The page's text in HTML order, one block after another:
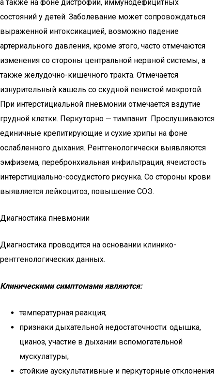
а также на фоне дистрофии, иммунодефицитных
состояний у детей. Заболевание может сопровождаться
выраженной интоксикацией, возможно падение
артериального давления, кроме этого, часто отмечаются
изменения со стороны центральной нервной системы, а
также желудочно-кишечного тракта. Отмечается
изнурительный кашель со скудной пенистой мокротой.
При интерстициальной пневмонии отмечается вздутие
грудной клетки. Перкуторно — тимпанит. Прослушиваются
единичные крепитирующие и сухие хрипы на фоне
ослабленного дыхания. Рентгенологически выявляются
эмфизема, перебронхиальная инфильтрация, ячеистость
интерстициально-сосудистого рисунка. Со стороны крови
выявляется лейкоцитоз, повышение СОЭ.
Диагностика пневмонии
Диагностика проводится на основании клинико-
рентгенологических данных.
Клиническими симптомами являются:
температурная реакция;
признаки дыхательной недостаточности: одышка,
цианоз, участие в дыхании вспомогательной
мускулатуры;
стойкие аускультативные и перкуторные отклонения